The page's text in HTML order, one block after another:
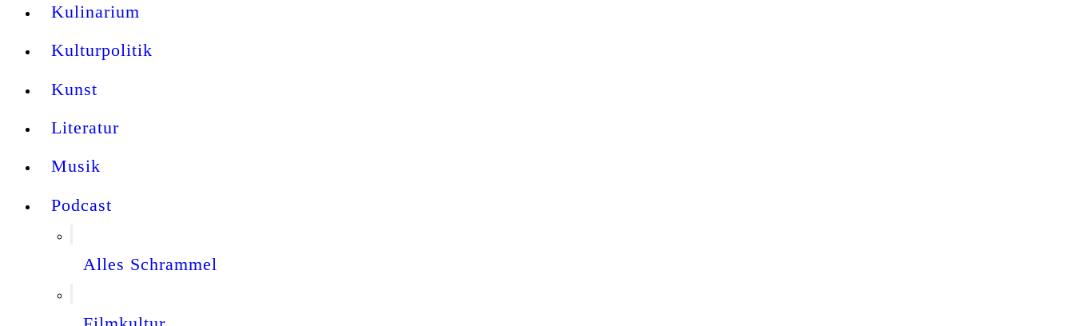
Kulinarium
Kulturpolitik
Kunst
Literatur
Musik
Podcast
Alles Schrammel